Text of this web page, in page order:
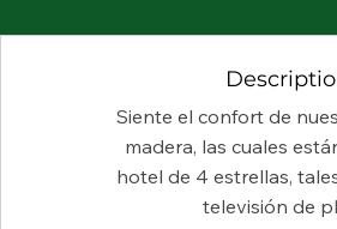
Siente el confort de
madera, las cuales
hotel de 4 estrellas,
televisión de